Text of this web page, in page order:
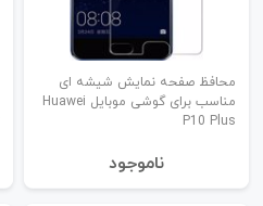
محافظ صفحه نمایش شیشه ای
مناسب برای گوشی موبایل Huawei
P10 Plus
نا‌موجود